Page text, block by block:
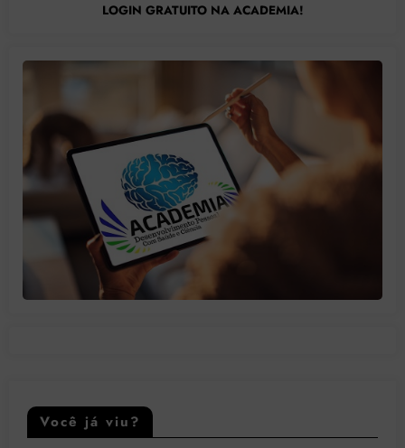
LOGIN GRATUITO NA ACADEMIA!
Você já viu?